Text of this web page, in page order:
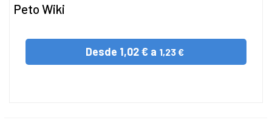
Peto Wiki
Desde 1,02 € a 1,23 €